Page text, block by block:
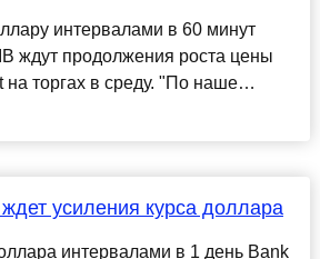
интервалами в 60 минут
ждут продолжения роста цены
на торгах в среду. "По наше…
усиления курса доллара
интервалами в 1 день Bank